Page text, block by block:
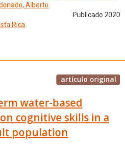
Alberto
Publicado 2020
Rica
artículo original
water-based
cognitive skills in a
population